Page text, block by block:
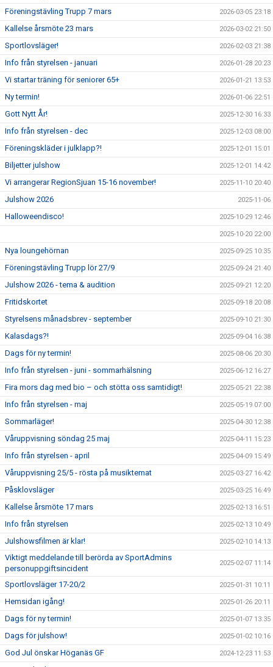
Föreningstävling Trupp 7 mars 2026-03-05 23:18
Kallelse årsmöte 23 mars 2026-03-02 21:50
Sportlovsläger! 2026-02-03 21:38
Info från styrelsen - januari 2026-01-28 20:23
Vi startar träning för seniorer 65+ 2026-01-21 13:53
Ny termin! 2026-01-06 22:51
Gott Nytt År! 2025-12-30 16:33
Info från styrelsen - dec 2025-12-03 08:00
Föreningskläder i julklapp?! 2025-12-01 15:01
Biljetter julshow 2025-12-01 14:42
Vi arrangerar RegionSjuan 15-16 november! 2025-11-10 20:40
Julshow 2026 2025-11-06
Halloweendisco! 2025-10-29 12:46
2025-10-20 22:00
Nya loungehörnan 2025-09-25 10:35
Föreningstävling Trupp lör 27/9 2025-09-24 21:40
Julshow 2026 - tema & audition 2025-09-21 12:20
Fritidskortet 2025-09-18 20:08
Styrelsens månadsbrev - september 2025-09-10 21:30
Kalasdags?! 2025-09-04 16:38
Dags för ny termin! 2025-08-06 20:30
Info från styrelsen - juni - sommarhälsning 2025-06-12 16:27
Fira mors dag med bio – och stötta oss samtidigt! 2025-05-21 22:38
Info från styrelsen - maj 2025-05-19 07:00
Sommarläger! 2025-04-30 12:38
Våruppvisning söndag 25 maj 2025-04-11 15:23
Info från styrelsen - april 2025-04-09 15:49
Våruppvisning 25/5 - rösta på musiktemat 2025-03-27 16:42
Påsklovsläger 2025-03-25 16:49
Kallelse årsmöte 17 mars 2025-02-13 16:51
Info från styrelsen 2025-02-13 10:49
Julshowsfilmen är klar! 2025-02-10 14:13
Viktigt meddelande till berörda av SportAdmins
personuppgiftsincident
2025-02-07 11:14
Sportlovsläger 17-20/2 2025-01-31 10:11
Hemsidan igång! 2025-01-26 20:11
Dags för ny termin! 2025-01-07 13:35
Dags för julshow! 2025-01-02 10:16
God Jul önskar Höganäs GF 2024-12-23 11:53